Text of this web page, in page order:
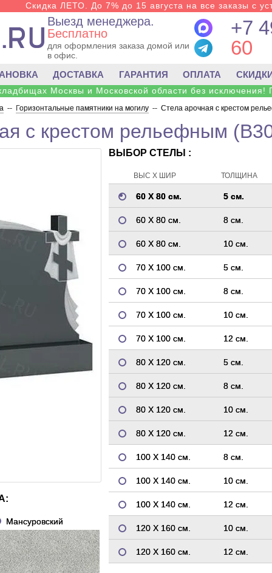
Скидка ЛЕТО. До 7% до 15 августа на все заказы с
Выезд менеджера.
Бесплатно
для оформления заказа домой или
в офис.
+7
60
ДОСТАВКА ГАРАНТИЯ ОПЛАТА
Москвы и Московской области без исключения!
-- Горизонтальные памятники на могилу -- Стела арочная с крестом
с крестом рельефным
Мансуровский
ВЫБОР СТЕЛЫ :
ВЫС Х ШИР ТОЛЩИНА
60 Х 80 см. 5 см.
60 Х 80 см. 8 см.
60 Х 80 см. 10 см.
70 Х 100 см. 5 см.
70 Х 100 см. 8 см.
70 Х 100 см. 10 см.
70 Х 100 см. 12 см.
80 Х 120 см. 5 см.
80 Х 120 см. 8 см.
80 Х 120 см. 10 см.
80 Х 120 см. 12 см.
100 Х 140 см. 8 см.
100 Х 140 см. 10 см.
100 Х 140 см. 12 см.
120 Х 160 см. 10 см.
120 Х 160 см. 12 см.